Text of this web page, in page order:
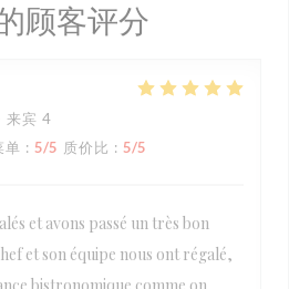
顾客评分
来宾 4
单 : 5/5 质价比 : 5/5
et avons passé un très bon
et son équipe nous ont régalé,